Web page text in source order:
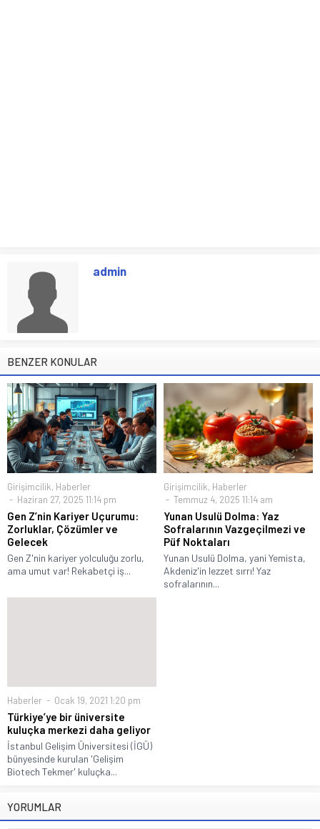
admin
BENZER KONULAR
Girişimcilik, Haberler
Haziran 27, 2025 11:14 pm
Gen Z’nin Kariyer Uçurumu:
Zorluklar, Çözümler ve
Gelecek
Gen Z'nin kariyer yolculuğu zorlu,
ama umut var! Rekabetçi iş...
Girişimcilik, Haberler
Temmuz 4, 2025 11:14 am
Yunan Usulü Dolma: Yaz
Sofralarının Vazgeçilmezi ve
Püf Noktaları
Yunan Usulü Dolma, yani Yemista,
Akdeniz'in lezzet sırrı! Yaz
sofralarının...
Haberler Ocak 19, 2021 1:20 pm
Türkiye’ye bir üniversite
kuluçka merkezi daha geliyor
İstanbul Gelişim Üniversitesi (İGÜ)
bünyesinde kurulan 'Gelişim
Biotech Tekmer' kuluçka...
YORUMLAR